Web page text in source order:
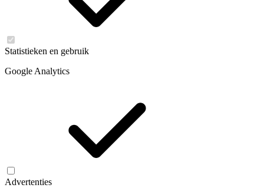
Statistieken en gebruik
Google Analytics
Advertenties